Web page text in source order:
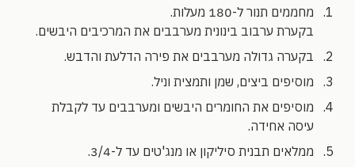
מחממים תנור ל-180 מעלות.
בקערת ערבוב בינונית מערבבים את המרכיבים היבשים.
בקערה גדולה מערבבים את פירה הדלעת והדבש.
מוסיפים ביצים, שמן ותמצית וניל.
מוסיפים את החומרים היבשים ומערבבים עד לקבלת
עיסה אחידה.
ממלאים תבנית סיליקון או מנג'טים עד ל-3/4.